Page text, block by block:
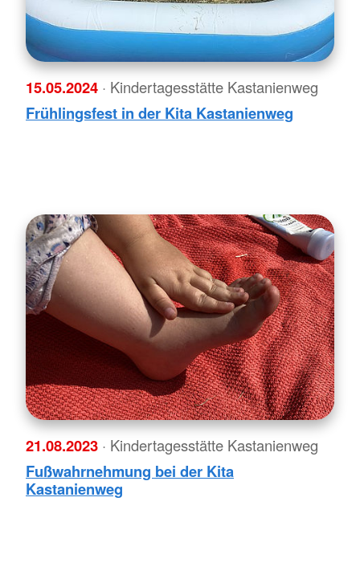
15.05.2024 · Kindertagesstätte Kastanienweg
Frühlingsfest in der Kita Kastanienweg
21.08.2023 · Kindertagesstätte Kastanienweg
Fußwahrnehmung bei der Kita
Kastanienweg